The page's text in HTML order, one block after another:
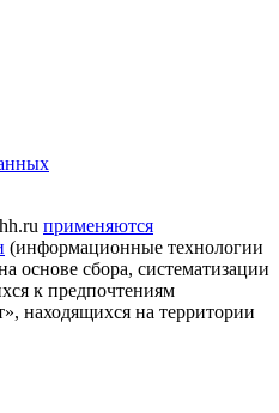
применяются
(информационные технологии
основе сбора, систематизации
к предпочтениям
находящихся на территории